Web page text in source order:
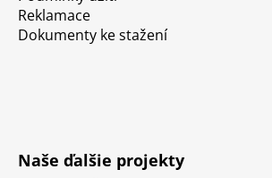
Reklamace
Dokumenty ke stažení
Naše ďalšie projekty